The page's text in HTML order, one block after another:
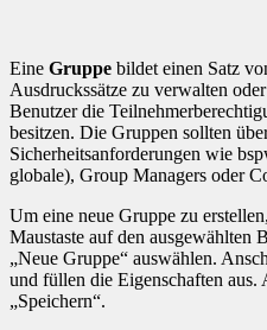
Eine Gruppe bildet einen Satz
Ausdruckssätze zu verwalten
Benutzer die
besitzen. Die Gruppen sollten
Sicherheitsanforderungen wie
globale), Group Managers oder
Um eine neue Gruppe zu
Maustaste auf den ausgewählten
„Neue Gruppe“ auswählen.
und füllen die Eigenschaften
„Speichern“.